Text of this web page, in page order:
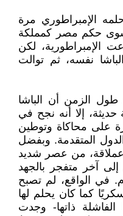
الإمبراطوري مرة
سوى حكم مصر كمملكة
الإمبراطورية، لكن
نفسه، ثم توالت
الزمن أن الباشا
إلا أنه نجح في
على محاكاة وتوطين
المتقدمة. وبفضل
من عصر شديد
إلى آخر متفجر بالجهد
في الواقع، لم تصبح
كما كان يحلم لها
الفاشلة ذاتها- وجدت